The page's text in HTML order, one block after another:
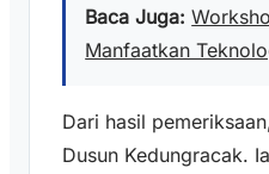
Baca Juga:
Manfaatkan
Dari hasil
Dusun Kedungracak.